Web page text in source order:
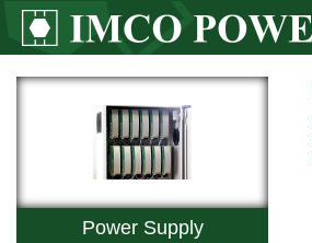
Power Supply